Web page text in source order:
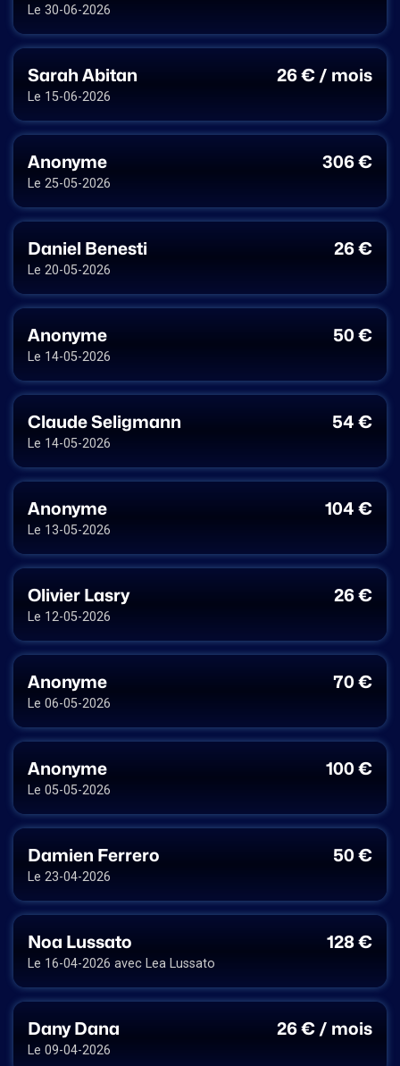
Le 30-06-2026
Sarah Abitan 26 € / mois
Le 15-06-2026
Anonyme 306 €
Le 25-05-2026
Daniel Benesti 26 €
Le 20-05-2026
Anonyme 50 €
Le 14-05-2026
Claude Seligmann 54 €
Le 14-05-2026
Anonyme 104 €
Le 13-05-2026
Olivier Lasry 26 €
Le 12-05-2026
Anonyme 70 €
Le 06-05-2026
Anonyme 100 €
Le 05-05-2026
Damien Ferrero 50 €
Le 23-04-2026
Noa Lussato 128 €
Le 16-04-2026 avec Lea Lussato
Dany Dana 26 € / mois
Le 09-04-2026